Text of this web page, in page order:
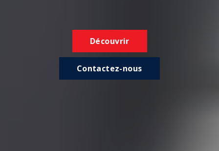
Découvrir
Contactez-nous